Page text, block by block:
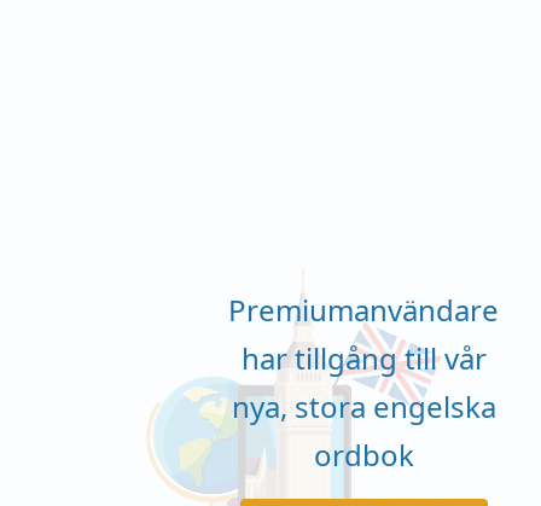
Premiumanvändare
har tillgång till vår
nya, stora engelska
ordbok